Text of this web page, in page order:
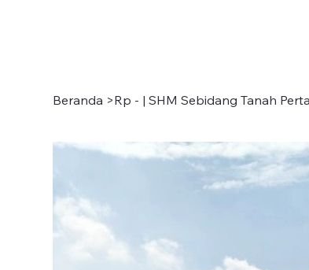
Beranda >Rp - | SHM Sebidang Tanah